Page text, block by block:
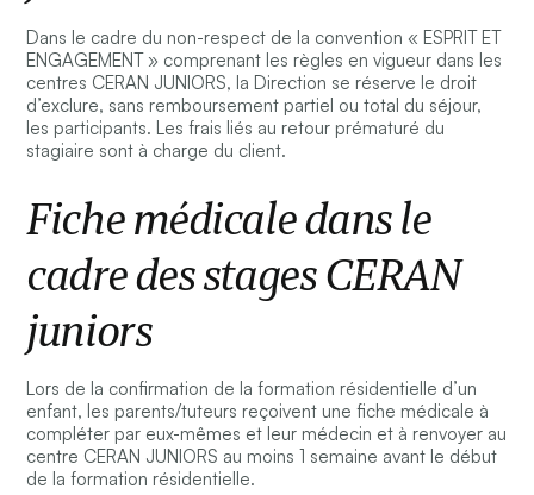
Dans le cadre du non-respect de la convention « ESPRIT ET
ENGAGEMENT » comprenant les règles en vigueur dans les
centres CERAN JUNIORS, la Direction se réserve le droit
d’exclure, sans remboursement partiel ou total du séjour,
les participants. Les frais liés au retour prématuré du
stagiaire sont à charge du client.
Fiche médicale dans le
cadre des stages CERAN
juniors
Lors de la confirmation de la formation résidentielle d’un
enfant, les parents/tuteurs reçoivent une fiche médicale à
compléter par eux-mêmes et leur médecin et à renvoyer au
centre CERAN JUNIORS au moins 1 semaine avant le début
de la formation résidentielle.